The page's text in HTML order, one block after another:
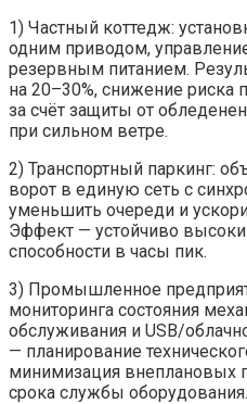
1) Частный коттедж:
одним приводом,
резервным питанием.
на 20–30%, снижение
за счёт защиты от
при сильном ветре.
2) Транспортный паркинг:
ворот в единую сеть с
уменьшить очереди и
Эффект — устойчиво
способности в часы пик.
3) Промышленное
мониторинга состояния
обслуживания и USB/
— планирование
минимизация внеплановых
срока службы оборудования.